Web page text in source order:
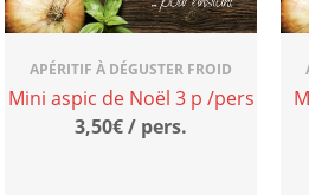
APÉRITIF À DÉGUSTER FROID
Mini aspic de Noël 3 p /pers
3,50€ / pers.